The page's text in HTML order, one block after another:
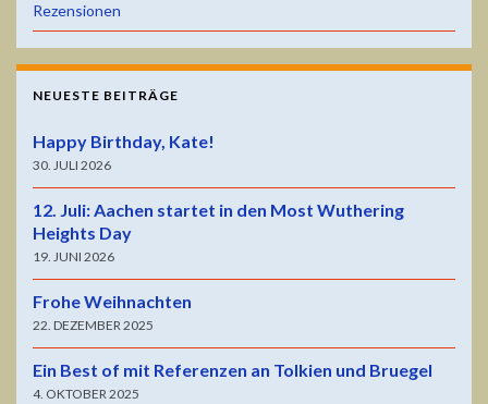
Rezensionen
NEUESTE BEITRÄGE
Happy Birthday, Kate!
30. JULI 2026
12. Juli: Aachen startet in den Most Wuthering
Heights Day
19. JUNI 2026
Frohe Weihnachten
22. DEZEMBER 2025
Ein Best of mit Referenzen an Tolkien und Bruegel
4. OKTOBER 2025